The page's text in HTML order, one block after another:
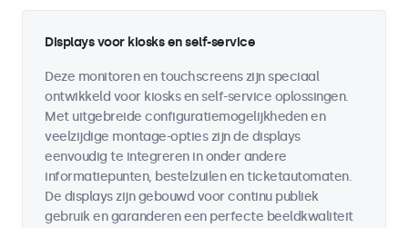
Displays voor kiosks en self-service
Deze monitoren en touchscreens zijn speciaal
ontwikkeld voor kiosks en self-service oplossingen.
Met uitgebreide configuratiemogelijkheden en
veelzijdige montage-opties zijn de displays
eenvoudig te integreren in onder andere
informatiepunten, bestelzuilen en ticketautomaten.
De displays zijn gebouwd voor continu publiek
gebruik en garanderen een perfecte beeldkwaliteit